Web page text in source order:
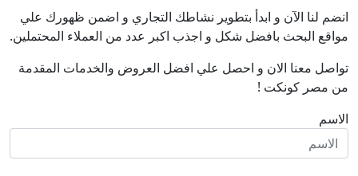
انضم لنا اﻵن و ابدأ بتطوير نشاطك التجاري و اضمن ظهورك علي
مواقع البحث بافضل شكل و اجذب اكبر عدد من العملاء المحتملين.
تواصل معنا الان و احصل علي افضل العروض والخدمات المقدمة
من مصر كونكت !
الاسم